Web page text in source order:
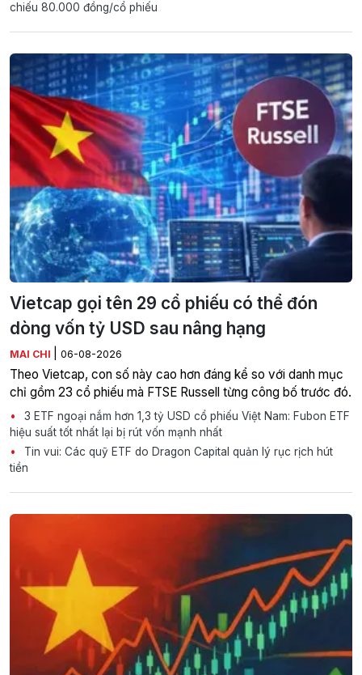
chiếu 80.000 đồng/cổ phiếu
Vietcap gọi tên 29 cổ phiếu có thể đón
dòng vốn tỷ USD sau nâng hạng
MAI CHI 06-08-2026
Theo Vietcap, con số này cao hơn đáng kể so với danh mục
chỉ gồm 23 cổ phiếu mà FTSE Russell từng công bố trước đó.
3 ETF ngoại nắm hơn 1,3 tỷ USD cổ phiếu Việt Nam: Fubon ETF
hiệu suất tốt nhất lại bị rút vốn mạnh nhất
Tin vui: Các quỹ ETF do Dragon Capital quản lý rục rịch hút
tiền